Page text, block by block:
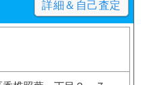
詳細＆自己査定